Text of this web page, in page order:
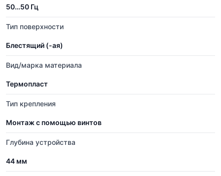
50…50 Гц
Тип поверхности
Блестящий (-ая)
Вид/марка материала
Термопласт
Тип крепления
Монтаж с помощью винтов
Глубина устройства
44 мм